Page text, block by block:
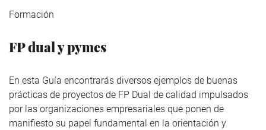
Formación
FP dual y pymes
En esta Guía encontrarás diversos ejemplos de buenas
prácticas de proyectos de FP Dual de calidad impulsados
por las organizaciones empresariales que ponen de
manifiesto su papel fundamental en la orientación y